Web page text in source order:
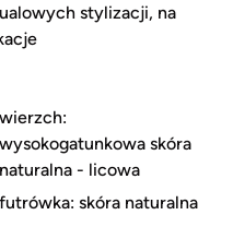
stylizacji, na
wierzch:
wysokogatunkowa skóra
naturalna - licowa
futrówka: skóra naturalna